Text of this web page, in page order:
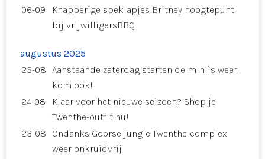
06-09
Knapperige speklapjes Britney hoogtepunt
bij vrijwilligersBBQ
augustus 2025
25-08 Aanstaande zaterdag starten de mini`s weer,
kom ook!
24-08
Klaar voor het nieuwe seizoen? Shop je
Twenthe-outfit nu!
23-08
Ondanks Goorse jungle Twenthe-complex
weer onkruidvrij